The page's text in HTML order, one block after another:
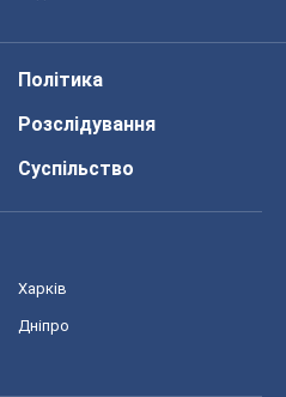
Політика
Розслідування
Суспільство
Харків
Дніпро